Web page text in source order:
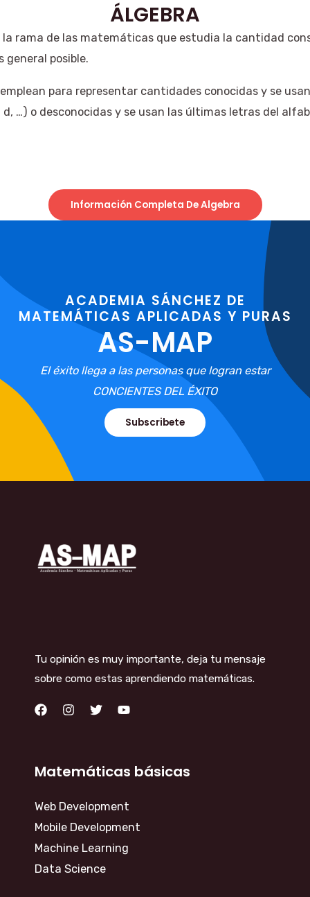
ÁLGEBRA
rama de las matemáticas que estudia la cantidad
general posible.
para representar cantidades conocidas y se
d, …) o desconocidas y se usan las últimas letras del
Información Completa De Algebra
ACADEMIA SÁNCHEZ DE
MATEMÁTICAS APLICADAS Y PURAS
AS-MAP
El éxito llega a las personas que logran estar
CONCIENTES DEL ÉXITO
Subscribete
Tu opinión es muy importante, deja tu mensaje
sobre como estas aprendiendo matemáticas.
Matemáticas básicas
Web Development
Mobile Development
Machine Learning
Data Science